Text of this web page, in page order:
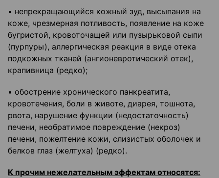
• непрекращающийся кожный зуд, высыпания на
коже, чрезмерная потливость, появление на коже
бугристой, кровоточащей или пузырьковой сыпи
(пурпуры), аллергическая реакция в виде отека
подкожных тканей (ангионевротический отек),
крапивница (редко);
• обострение хронического панкреатита,
кровотечения, боли в животе, диарея, тошнота,
рвота, нарушение функции (недостаточность)
печени, необратимое повреждение (некроз)
печени, пожелтение кожи, слизистых оболочек и
белков глаз (желтуха) (редко).
К прочим нежелательным эффектам относятся: